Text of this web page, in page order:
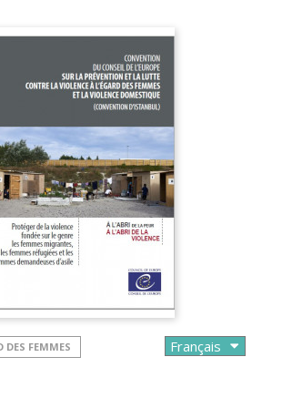
DES FEMMES